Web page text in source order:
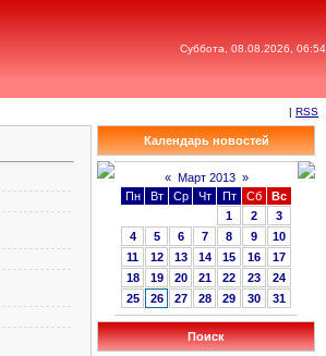
Суббота, 08.08.2026, 06:54
| RSS
Календарь новостей
« Март 2013 »
Пн
Вт Ср Чт Пт Сб
Вс
1
2
3
4
5 6 7 8 9
10
11
12 13 14 15 16
17
18
19 20 21 22 23
24
25
26 27 28 29 30 31
Поиск